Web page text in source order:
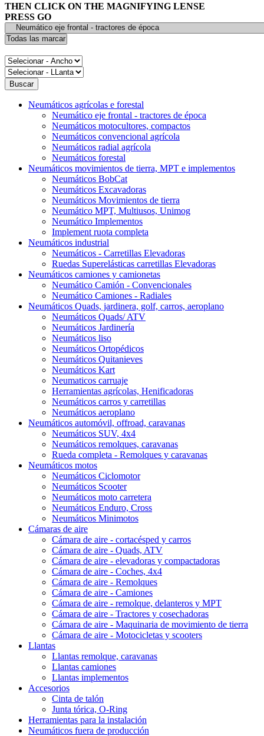
THEN CLICK ON THE MAGNIFYING LENSE
PRESS GO
Neumáticos agrícolas e forestal
Neumático eje frontal - tractores de época
Neumáticos motocultores, compactos
Neumáticos convencional agrícola
Neumáticos radial agrícola
Neumáticos forestal
Neumáticos movimientos de tierra, MPT e implementos
Neumáticos BobCat
Neumáticos Excavadoras
Neumáticos Movimientos de tierra
Neumático MPT, Multiusos, Unimog
Neumático Implementos
Implement ruota completa
Neumáticos industrial
Neumáticos - Carretillas Elevadoras
Ruedas Superelásticas carretillas Elevadoras
Neumáticos camiones y camionetas
Neumático Camión - Convencionales
Neumático Camiones - Radiales
Neumáticos Quads, jardinera, golf, carros, aeroplano
Neumáticos Quads/ ATV
Neumáticos Jardinería
Neumáticos liso
Neumáticos Ortopédicos
Neumáticos Quitanieves
Neumáticos Kart
Neumaticos carruaje
Herramientas agrícolas, Henificadoras
Neumáticos carros y carretillas
Neumáticos aeroplano
Neumáticos automóvil, offroad, caravanas
Neumáticos SUV, 4x4
Neumáticos remolques, caravanas
Rueda completa - Remolques y caravanas
Neumáticos motos
Neumáticos Ciclomotor
Neumáticos Scooter
Neumáticos moto carretera
Neumáticos Enduro, Cross
Neumáticos Minimotos
Cámaras de aire
Cámara de aire - cortacésped y carros
Cámara de aire - Quads, ATV
Cámara de aire - elevadoras y compactadoras
Cámara de aire - Coches, 4x4
Cámara de aire - Remolques
Cámara de aire - Camiones
Cámara de aire - remolque, delanteros y MPT
Cámara de aire - Tractores y cosechadoras
Cámara de aire - Maquinaria de movimiento de tierra
Cámara de aire - Motocicletas y scooters
Llantas
Llantas remolque, caravanas
Llantas camiones
Llantas implementos
Accesorios
Cinta de talón
Junta tórica, O-Ring
Herramientas para la instalación
Neumáticos fuera de producción